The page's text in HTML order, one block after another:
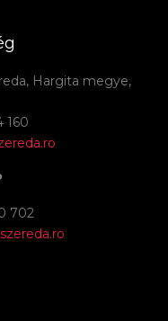
Hargita megye,
160
702